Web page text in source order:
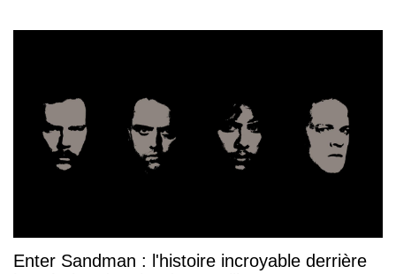
Enter Sandman : l'histoire incroyable derrière